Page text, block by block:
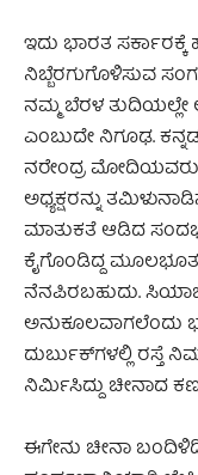
ಇದು ಭಾರತ
ನಿಬ್ಬೆರಗುಗೊಳಿಸುವ
ನಮ್ಮ ಬೆರಳ ತುದಿಯಲ್ಲೇ
ಎಂಬುದೇ ನಿಗೂಢ.
ನರೇಂದ್ರ ಮೋದಿಯವರು
ಅಧ್ಯಕ್ಷರನ್ನು
ಮಾತುಕತೆ ಆಡಿದ
ಕೈಗೊಂಡಿದ್ದ ಮೂಲಭೂತ
ನೆನಪಿರಬಹುದು.
ಅನುಕೂಲವಾಗಲೆಂದು
ದುರ್ಬುಕ್‌ಗಳಲ್ಲಿ ರಸ್ತೆ
ನಿರ್ಮಿಸಿದ್ದು ಚೀನಾದ
ಈಗೇನು ಚೀನಾ